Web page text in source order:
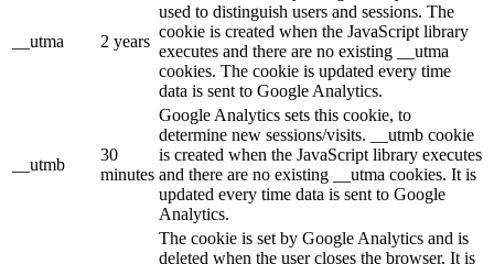
__utma 2 years
used to distinguish users and sessions. The
cookie is created when the JavaScript library
executes and there are no existing __utma
cookies. The cookie is updated every time
data is sent to Google Analytics.
__utmb
30
minutes
Google Analytics sets this cookie, to
determine new sessions/visits. __utmb cookie
is created when the JavaScript library executes
and there are no existing __utma cookies. It is
updated every time data is sent to Google
Analytics.
The cookie is set by Google Analytics and is
deleted when the user closes the browser. It is